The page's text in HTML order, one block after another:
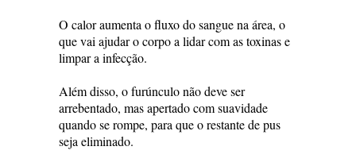
O calor aumenta o fluxo do sangue na área, o
que vai ajudar o corpo a lidar com as toxinas e
limpar a infecção.
Além disso, o furúnculo não deve ser
arrebentado, mas apertado com suavidade
quando se rompe, para que o restante de pus
seja eliminado.